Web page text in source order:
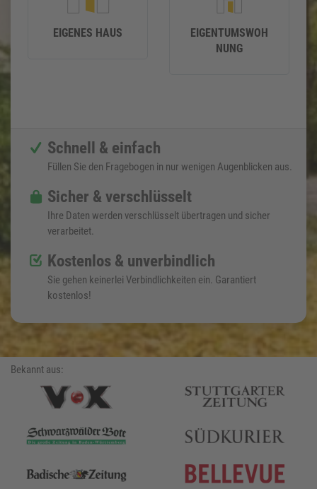
EIGENES HAUS
EIGENTUMSWOH
NUNG
Schnell & einfach
Füllen Sie den Fragebogen in nur wenigen Augenblicken aus.
Sicher & verschlüsselt
Ihre Daten werden verschlüsselt übertragen und sicher
verarbeitet.
Kostenlos & unverbindlich
Sie gehen keinerlei Verbindlichkeiten ein. Garantiert
kostenlos!
Bekannt aus: